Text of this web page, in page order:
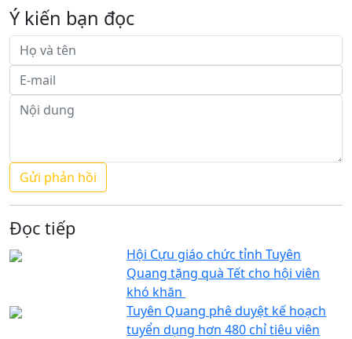
Ý kiến bạn đọc
Đọc tiếp
Hội Cựu giáo chức tỉnh Tuyên
Quang tặng quà Tết cho hội viên
khó khăn
Tuyên Quang phê duyệt kế hoạch
tuyển dụng hơn 480 chỉ tiêu viên